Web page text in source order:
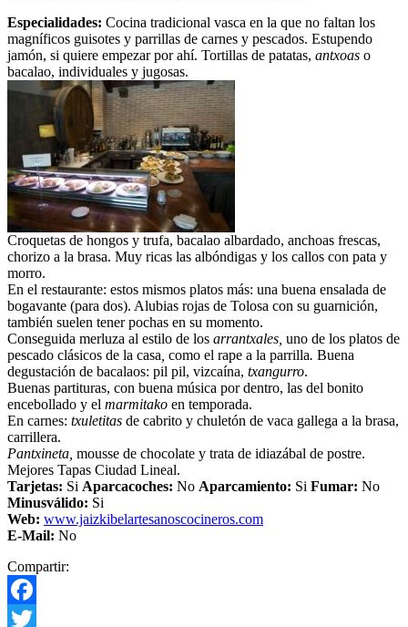
Especialidades: Cocina tradicional vasca en la que no faltan los
magníficos guisotes y parrillas de carnes y pescados. Estupendo
jamón, si quiere empezar por ahí. Tortillas de patatas, antxoas o
bacalao, individuales y jugosas.
Croquetas de hongos y trufa, bacalao albardado, anchoas frescas,
chorizo a la brasa. Muy ricas las albóndigas y los callos con pata y
morro.
En el restaurante: estos mismos platos más: una buena ensalada de
bogavante (para dos). Alubias rojas de Tolosa con su guarnición,
también suelen tener pochas en su momento.
Conseguida merluza al estilo de los arrantxales, uno de los platos de
pescado clásicos de la casa como el rape a la parrilla. Buena
degustación de bacalaos: pil pil, vizcaína, txangurro.
Buenas partituras, con buena música por dentro, las del bonito
encebollado y el marmitako en temporada.
En carnes: txuletitas de cabrito y chuletón de vaca gallega a la brasa,
carrillera.
Pantxineta, mousse de chocolate y trata de idiazábal de postre.
Mejores Tapas Ciudad Lineal.
Tarjetas: Si Aparcacoches: No Aparcamiento: Si Fumar: No
Minusválido: Si
Web: www.jaizkibelartesanoscocineros.com
E-Mail: No
Compartir:
Facebook